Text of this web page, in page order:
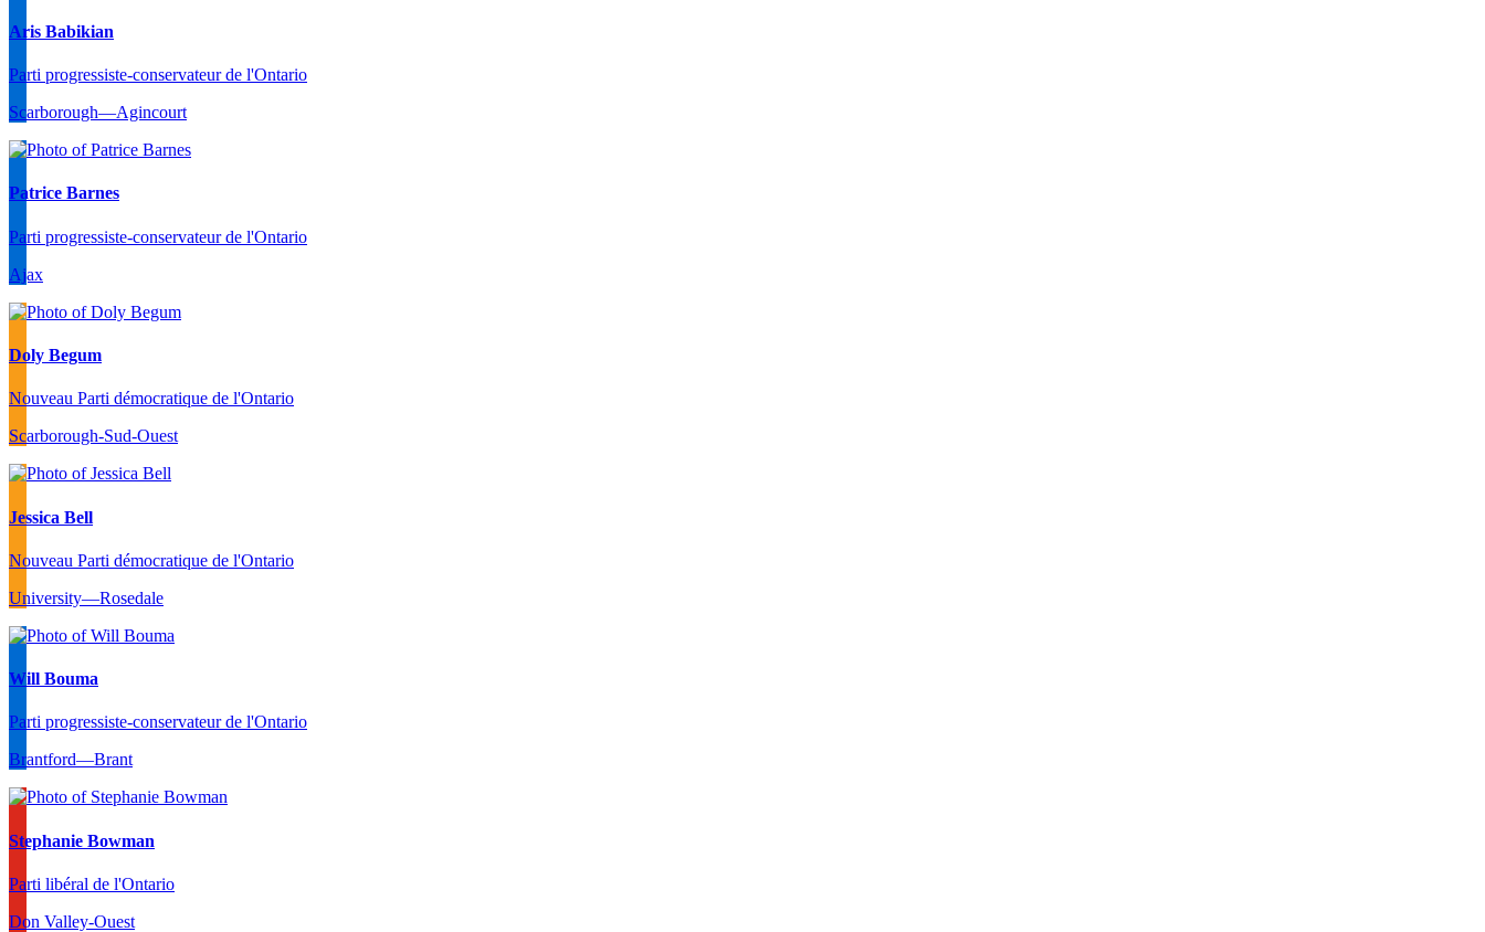
Aris Babikian
Parti progressiste-conservateur de l'Ontario
Scarborough—Agincourt
Patrice Barnes
Parti progressiste-conservateur de l'Ontario
Ajax
Doly Begum
Nouveau Parti démocratique de l'Ontario
Scarborough-Sud-Ouest
Jessica Bell
Nouveau Parti démocratique de l'Ontario
University—Rosedale
Will Bouma
Parti progressiste-conservateur de l'Ontario
Brantford—Brant
Stephanie Bowman
Parti libéral de l'Ontario
Don Valley-Ouest